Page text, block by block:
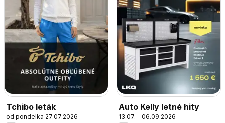
Tchibo leták
od pondelka 27.07.2026
Auto Kelly letné hity
13.07. - 06.09.2026